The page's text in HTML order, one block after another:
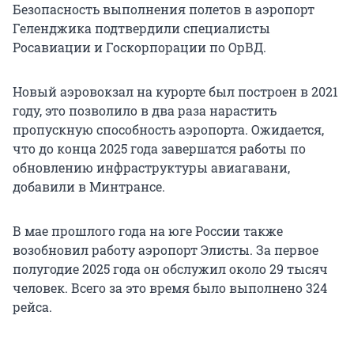
Безопасность выполнения полетов в аэропорт
Геленджика подтвердили специалисты
Росавиации и Госкорпорации по ОрВД.
Новый аэровокзал на курорте был построен в 2021
году, это позволило в два раза нарастить
пропускную способность аэропорта. Ожидается,
что до конца 2025 года завершатся работы по
обновлению инфраструктуры авиагавани,
добавили в Минтрансе.
В мае прошлого года на юге России также
возобновил работу аэропорт Элисты. За первое
полугодие 2025 года он обслужил около 29 тысяч
человек. Всего за это время было выполнено 324
рейса.